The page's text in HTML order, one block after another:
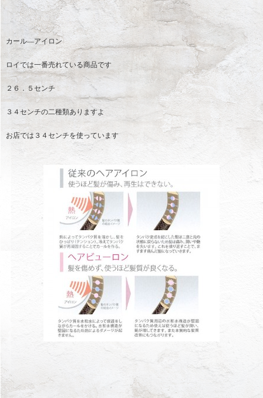
カール―アイロン
ロイでは一番売れている商品です
２６．５センチ
３４センチの二種類ありますよ
お店では３４センチを使っています